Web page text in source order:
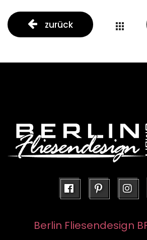
zurück
facebookpinterest
Berlin Fliesendesign